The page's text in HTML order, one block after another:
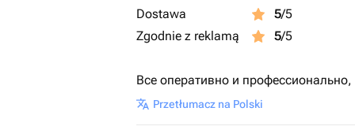
Dostawa
5/5
Zgodnie z reklamą
5/5
Все оперативно и
Przetłumacz na Polski